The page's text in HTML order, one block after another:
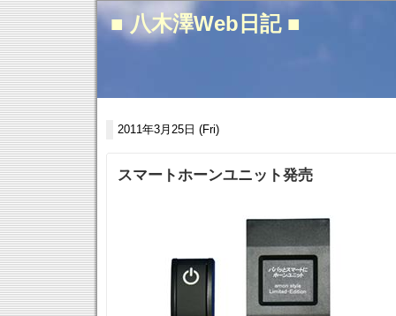
■ 八木澤Web日記 ■
2011年3月25日 (Fri)
スマートホーンユニット発売